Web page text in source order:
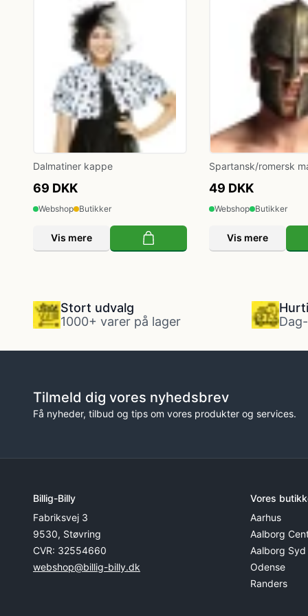
Politi kostume, fange kostume og militær
Strømper og handsker
Superhelte kostume
Tyroler kostume
Dalmatiner kappe
69 DKK
Webshop Butikker
Vis mere
Spartansk/romersk
49 DKK
Webshop Butikker
Vis mere
Stort udvalg
1000+ varer på lager
Tilmeld dig vores nyhedsbrev
Få nyheder, tilbud og tips om vores produkter og services.
Billig-Billy
Fabriksvej 3
9530, Støvring
CVR: 32554660
webshop@billig-billy.dk
Vores
Aarhus
Aalborg
Aalborg Syd
Odense
Randers